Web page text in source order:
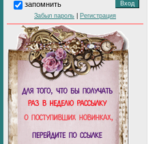
запомнить
Забыл пароль Регистрация